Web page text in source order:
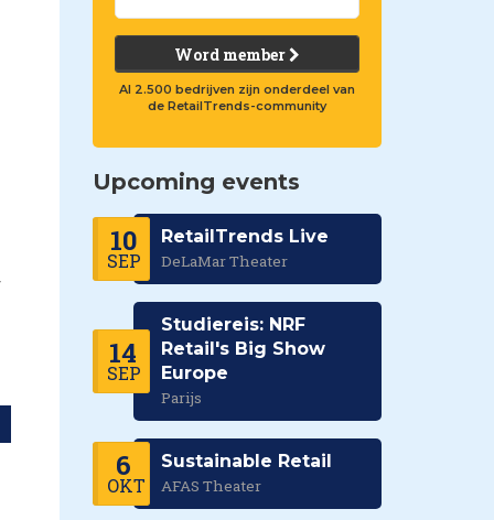
Word member
Al 2.500 bedrijven zijn onderdeel van
de RetailTrends-community
Upcoming events
10
SEP
RetailTrends Live
DeLaMar Theater
14
SEP
Studiereis: NRF
Retail's Big Show
Europe
Parijs
6
OKT
Sustainable Retail
AFAS Theater